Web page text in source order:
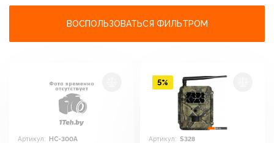
ВОСПОЛЬЗОВАТЬСЯ ФИЛЬТРОМ
Артикул: HC-300A Артикул: S328
5%